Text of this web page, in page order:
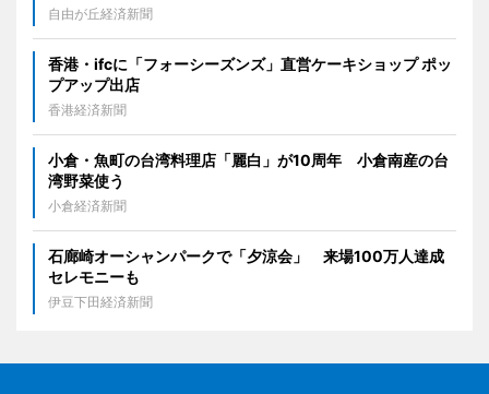
自由が丘経済新聞
香港・ifcに「フォーシーズンズ」直営ケーキショップ ポッ
プアップ出店
香港経済新聞
小倉・魚町の台湾料理店「麗白」が10周年 小倉南産の台
湾野菜使う
小倉経済新聞
石廊崎オーシャンパークで「夕涼会」 来場100万人達成
セレモニーも
伊豆下田経済新聞